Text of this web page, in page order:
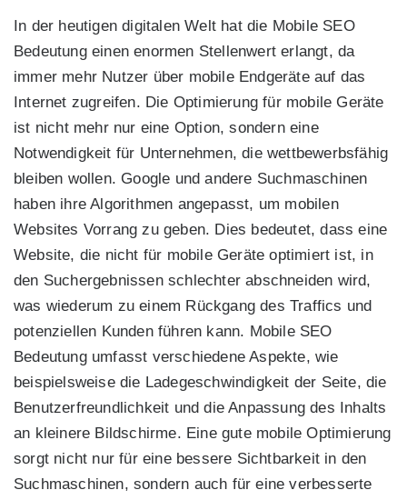
In der heutigen digitalen Welt hat die Mobile SEO
Bedeutung einen enormen Stellenwert erlangt, da
immer mehr Nutzer über mobile Endgeräte auf das
Internet zugreifen. Die Optimierung für mobile Geräte
ist nicht mehr nur eine Option, sondern eine
Notwendigkeit für Unternehmen, die wettbewerbsfähig
bleiben wollen. Google und andere Suchmaschinen
haben ihre Algorithmen angepasst, um mobilen
Websites Vorrang zu geben. Dies bedeutet, dass eine
Website, die nicht für mobile Geräte optimiert ist, in
den Suchergebnissen schlechter abschneiden wird,
was wiederum zu einem Rückgang des Traffics und
potenziellen Kunden führen kann. Mobile SEO
Bedeutung umfasst verschiedene Aspekte, wie
beispielsweise die Ladegeschwindigkeit der Seite, die
Benutzerfreundlichkeit und die Anpassung des Inhalts
an kleinere Bildschirme. Eine gute mobile Optimierung
sorgt nicht nur für eine bessere Sichtbarkeit in den
Suchmaschinen, sondern auch für eine verbesserte